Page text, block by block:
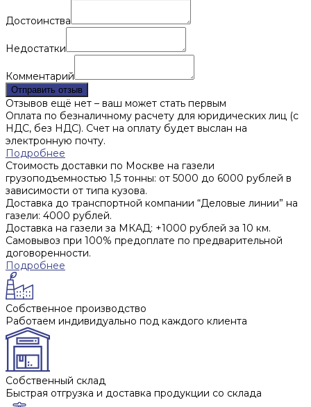
Достоинства
Недостатки
Комментарий
Отправить отзыв
Отзывов ещё нет – ваш может стать первым
Оплата по безналичному расчету для юридических лиц (с
НДС, без НДС). Счет на оплату будет выслан на
электронную почту.
Подробнее
Стоимость доставки по Москве на газели
грузоподъемностью 1,5 тонны: от 5000 до 6000 рублей в
зависимости от типа кузова.
Доставка до транспортной компании “Деловые линии” на
газели: 4000 рублей.
Доставка на газели за МКАД: +1000 рублей за 10 км.
Самовывоз при 100% предоплате по предварительной
договоренности.
Подробнее
Собственное производство
Работаем индивидуально под каждого клиента
Собственный склад
Быстрая отгрузка и доставка продукции со склада